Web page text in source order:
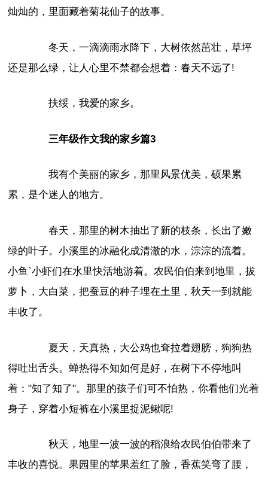
灿灿的，里面藏着菊花仙子的故事。
冬天，一滴滴雨水降下，大树依然茁壮，草坪
还是那么绿，让人心里不禁都会想着：春天不远了!
扶绥，我爱的家乡。
三年级作文我的家乡篇3
我有个美丽的家乡，那里风景优美，硕果累
累，是个迷人的地方。
春天，那里的树木抽出了新的枝条，长出了嫩
绿的叶子。小溪里的冰融化成清澈的水，淙淙的流着。
小鱼`小虾们在水里快活地游着。农民伯伯来到地里，拔
萝卜，大白菜，把蚕豆的种子埋在土里，秋天一到就能
丰收了。
夏天，天真热，大公鸡也耷拉着翅膀，狗狗热
得吐出舌头。蝉热得不知如何是好，在树下不停地叫
着："知了知了"。那里的孩子们可不怕热，你看他们光着
身子，穿着小短裤在小溪里捉泥鳅呢!
秋天，地里一波一波的稻浪给农民伯伯带来了
丰收的喜悦。果园里的苹果羞红了脸，香蕉笑弯了腰，